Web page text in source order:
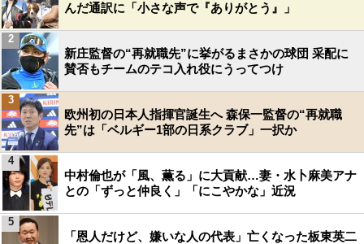
んだ通訳に「小さな声で『ありがとう』」
新庄監督の“再就職先”に挙がるまさかの球団 采配に
賛否もチームのテコ入れ役にうってつけ
2
欧州初の日本人指揮官誕生へ 森保一監督の“再就職
先”は「ベルギー1部の日系クラブ」一択か
3
中村倫也が「風、薫る」に大貢献…妻・水卜麻美アナ
との「ずっと仲良く」「にこやかな」近況
4
「恩人だけど、嫌いな人の代表」亡くなった板東英二
5